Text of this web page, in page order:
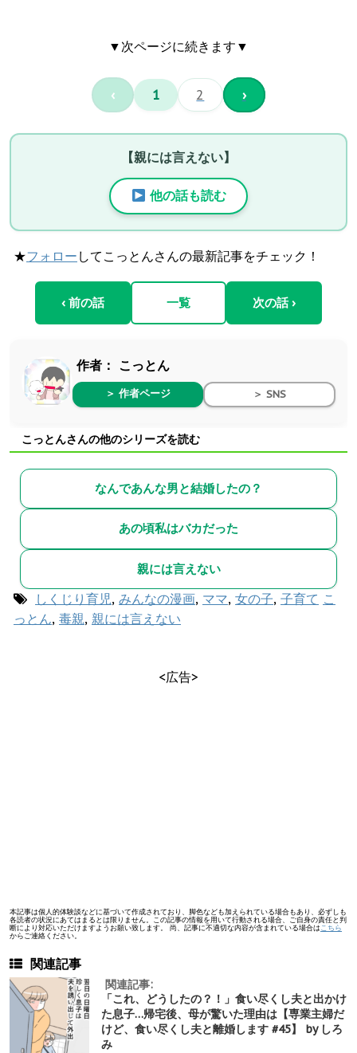
▼次ページに続きます▼
‹ 1 2 ›
【親には言えない】
他の話も読む
★フォロー してこっとんさんの最新記事をチェック！
‹ 前の話 一覧 次の話 ›
作者： こっとん
＞ 作者ページ ＞ SNS
こっとんさんの他のシリーズを読む
なんであんな男と結婚したの？
あの頃私はバカだった
親には言えない
しくじり育児, みんなの漫画, ママ, 女の子, 子育て こ
っとん, 毒親, 親には言えない
<広告>
本記事は個人的体験談などに基づいて作成されており、脚色なども加えられている場合もあり、必ずしも
各読者の状況にあてはまるとは限りません。この記事の情報を用いて行動される場合、ご自身の責任と判
断により対応いただけますようお願い致します。 尚、記事に不適切な内容が含まれている場合は こちら
からご連絡ください。
関連記事
関連記事:
「これ、どうしたの？！」食い尽くし夫と出かけ
た息子…帰宅後、母が驚いた理由は【専業主婦だ
けど、食い尽くし夫と離婚します #45】 by しろ
み